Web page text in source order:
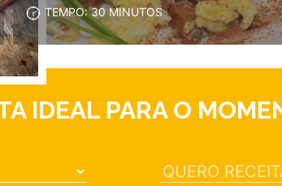
TEMPO: 30 MINUTOS
IDEAL PARA O